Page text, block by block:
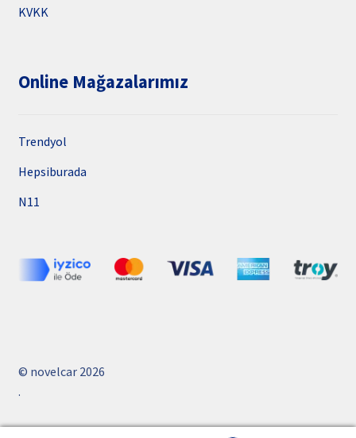
KVKK
Online Mağazalarımız
Trendyol
Hepsiburada
N11
© novelcar 2026
.